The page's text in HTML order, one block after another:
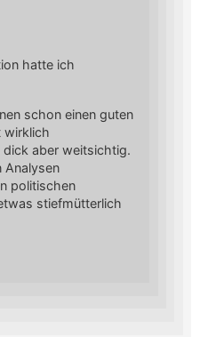
hatte ich
schon einen guten
wirklich
aber weitsichtig.
Analysen
politischen
stiefmütterlich